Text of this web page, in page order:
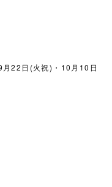
月22日(火祝)・10月10日